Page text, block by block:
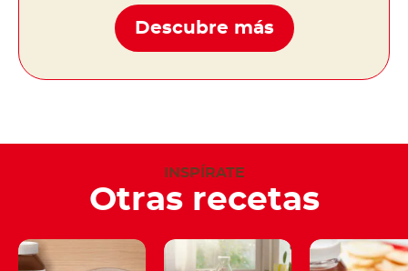
Descubre más
INSPÍRATE
Otras recetas